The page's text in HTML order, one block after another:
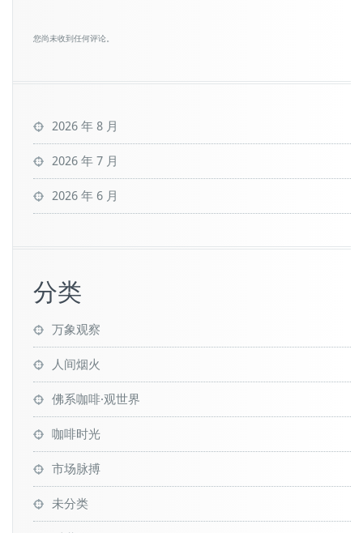
您尚未收到任何评论。
2026 年 8 月
2026 年 7 月
2026 年 6 月
分类
万象观察
人间烟火
佛系咖啡·观世界
咖啡时光
市场脉搏
未分类